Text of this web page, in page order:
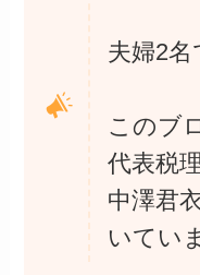
夫婦2名
このブ
代表税
中澤君
いてい